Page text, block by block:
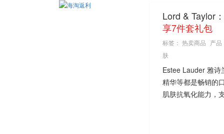
Lord & Taylor
享7件套礼包
标签： 热卖商品 产品
肤
Estee Lauder 雅诗
精华等都是畅销的
肌肤抗氧化能力，